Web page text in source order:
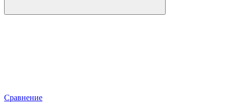
Сравнение